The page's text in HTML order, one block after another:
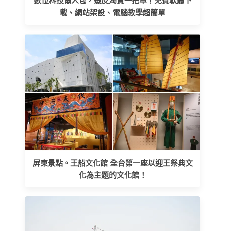
載、網站架設、電腦教學超簡單
屏東景點。王船文化館 全台第一座以迎王祭典文
化為主題的文化館！